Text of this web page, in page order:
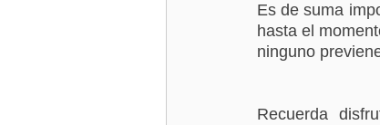
Es de suma
hasta el
ninguno
Recuerda